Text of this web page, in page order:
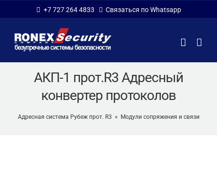
content
+7 727 264 4833 Связаться по Whatsapp
АКП-1 прот.R3 Адресный
конвертер протоколов
Адресная система Рубеж прот. R3 » Модули сопряжения и связи